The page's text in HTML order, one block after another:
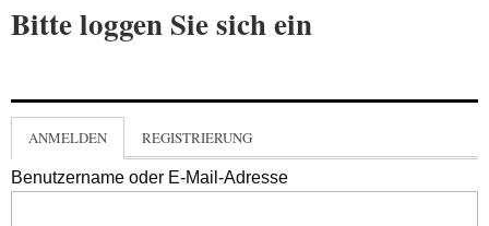
Bitte loggen Sie sich ein
ANMELDEN REGISTRIERUNG
Benutzername oder E-Mail-Adresse